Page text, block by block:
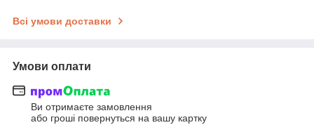
Всі умови доставки
Умови оплати
Ви отримаєте замовлення
або гроші повернуться на вашу картку